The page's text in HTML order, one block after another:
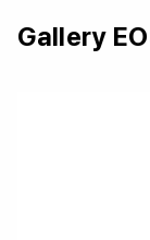
Gallery